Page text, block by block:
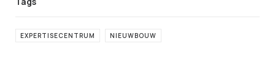
EXPERTISECENTRUM NIEUWBOUW